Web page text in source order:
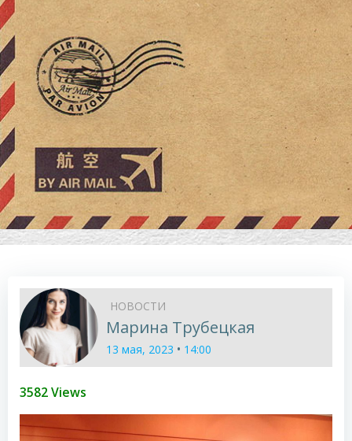
НОВОСТИ
Марина Трубецкая
13 мая, 2023 • 14:00
3582 Views